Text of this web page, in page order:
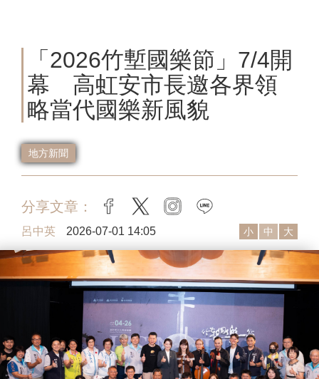
「2026竹塹國樂節」7/4開
幕 高虹安市長邀各界領
略當代國樂新風貌
地方新聞
分享文章： facebook
twitter instagram
呂中英 2026-07-01 14:05 小 中 大